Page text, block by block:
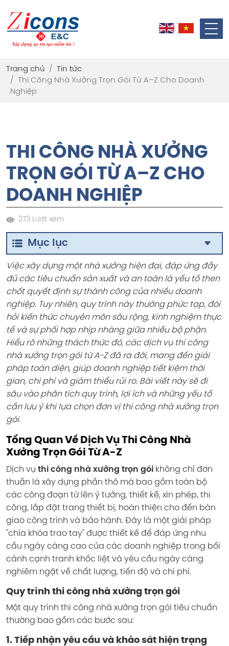
Trang chủ
Tin tức
Thi Công Nhà Xưởng Trọn Gói Từ A–Z Cho Doanh
Nghiệp
THI CÔNG NHÀ XƯỞNG
TRỌN GÓI TỪ A–Z CHO
DOANH NGHIỆP
273 Lượt xem
Mục lục
Việc xây dựng một nhà xưởng hiện đại, đáp ứng đầy
đủ các tiêu chuẩn sản xuất và an toàn là yếu tố then
chốt quyết định sự thành công của nhiều doanh
nghiệp. Tuy nhiên, quy trình này thường phức tạp, đòi
hỏi kiến thức chuyên môn sâu rộng, kinh nghiệm thực
tế và sự phối hợp nhịp nhàng giữa nhiều bộ phận.
Hiểu rõ những thách thức đó, các dịch vụ thi công
nhà xưởng trọn gói từ A-Z đã ra đời, mang đến giải
pháp toàn diện, giúp doanh nghiệp tiết kiệm thời
gian, chi phí và giảm thiểu rủi ro. Bài viết này sẽ đi
sâu vào phân tích quy trình, lợi ích và những yếu tố
cần lưu ý khi lựa chọn đơn vị thi công nhà xưởng trọn
gói.
Tổng Quan Về Dịch Vụ Thi Công Nhà
Xưởng Trọn Gói Từ A-Z
Dịch vụ thi công nhà xưởng trọn gói không chỉ đơn
thuần là xây dựng phần thô mà bao gồm toàn bộ
các công đoạn từ lên ý tưởng, thiết kế, xin phép, thi
công, lắp đặt trang thiết bị, hoàn thiện cho đến bàn
giao công trình và bảo hành. Đây là một giải pháp
"chìa khóa trao tay" được thiết kế để đáp ứng nhu
cầu ngày càng cao của các doanh nghiệp trong bối
cảnh cạnh tranh khốc liệt và yêu cầu ngày càng
nghiêm ngặt về chất lượng, tiến độ và chi phí.
Quy trình thi công nhà xưởng trọn gói
Một quy trình thi công nhà xưởng trọn gói tiêu chuẩn
thường bao gồm các bước sau:
1. Tiếp nhận yêu cầu và khảo sát hiện trạng